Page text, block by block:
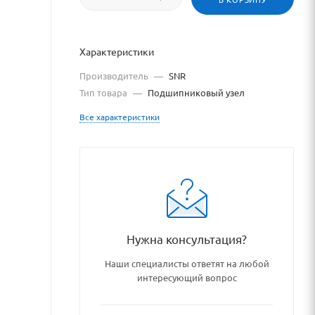
Характеристики
Производитель — SNR
Тип товара — Подшипниковый узел
Все характеристики
Нужна консультация?
Наши специалисты ответят на любой
интересующий вопрос